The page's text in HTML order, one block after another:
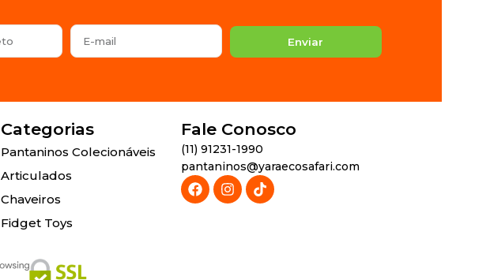
Enviar
Categorias
Pantaninos Colecionáveis
Articulados
Chaveiros
Fidget Toys
Fale Conosco
(11) 91231-1990
pantaninos@yaraecosafari.com